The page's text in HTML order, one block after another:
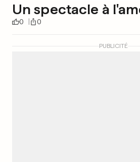
Un spectacle à
0 0
PUBLICITÉ